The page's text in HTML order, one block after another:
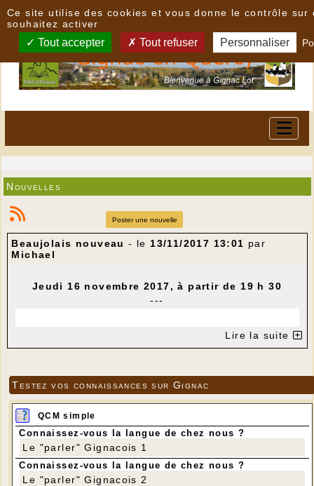
Nouvelles
Poster une nouvelle
Beaujolais nouveau - le13/11/2017 13:01 par
Michael
Jeudi 16 novembre 2017, à partir de 19 h 30
---
Lire la suite
Testez vos connaissances sur Gignac
QCM simple
Connaissez-vous la langue de chez nous ?
Le "parler" Gignacois 1
Connaissez-vous la langue de chez nous ?
Le "parler" Gignacois 2
Ce site utilise des cookies et vous donne le contrôle sur
souhaitez activer
Tout accepter Tout refuser Personnaliser